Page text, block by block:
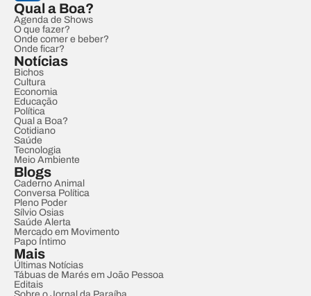
Qual a Boa?
Agenda de Shows
O que fazer?
Onde comer e beber?
Onde ficar?
Notícias
Bichos
Cultura
Economia
Educação
Política
Qual a Boa?
Cotidiano
Saúde
Tecnologia
Meio Ambiente
Blogs
Caderno Animal
Conversa Política
Pleno Poder
Sílvio Osias
Saúde Alerta
Mercado em Movimento
Papo Íntimo
Mais
Últimas Notícias
Tábuas de Marés em João Pessoa
Editais